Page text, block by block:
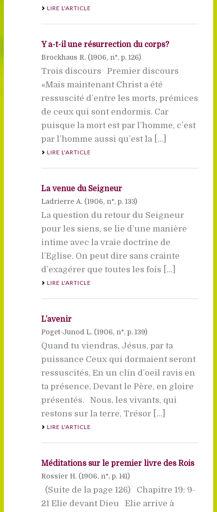
LIRE L'ARTICLE
Y a-t-il une résurrection du corps?
Brockhaus R. (1906, n°, p. 126)
Trois discours Premier discours
«Mais maintenant Christ a été
ressuscité d’entre les morts, prémices
de ceux qui sont endormis. Car
puisque la mort est par l’homme, c’est
par l’homme aussi qu’est la [...]
LIRE L'ARTICLE
La venue du Seigneur
Ladrierre A. (1906, n°, p. 133)
La question du retour du Seigneur
pour les siens, se lie d’une manière
intime avec la vraie doctrine de
l’Eglise. On peut dire sans crainte
d’exagérer que toutes les fois [...]
LIRE L'ARTICLE
L’avenir
Poget-Junod L. (1906, n°, p. 139)
Quand tu viendras, Jésus, par ta
puissance Ceux qui dormaient seront
ressuscités, En un clin d’oeil ravis en
ta présence, Devant le Père, en gloire
présentés. Nous, les vivants, qui
restons sur la terre, Trésor [...]
LIRE L'ARTICLE
Méditations sur le premier livre des Rois
Rossier H. (1906, n°, p. 141)
(Suite de la page 126) Chapitre 19: 9-
21 Elie devant Dieu Elie arrive à